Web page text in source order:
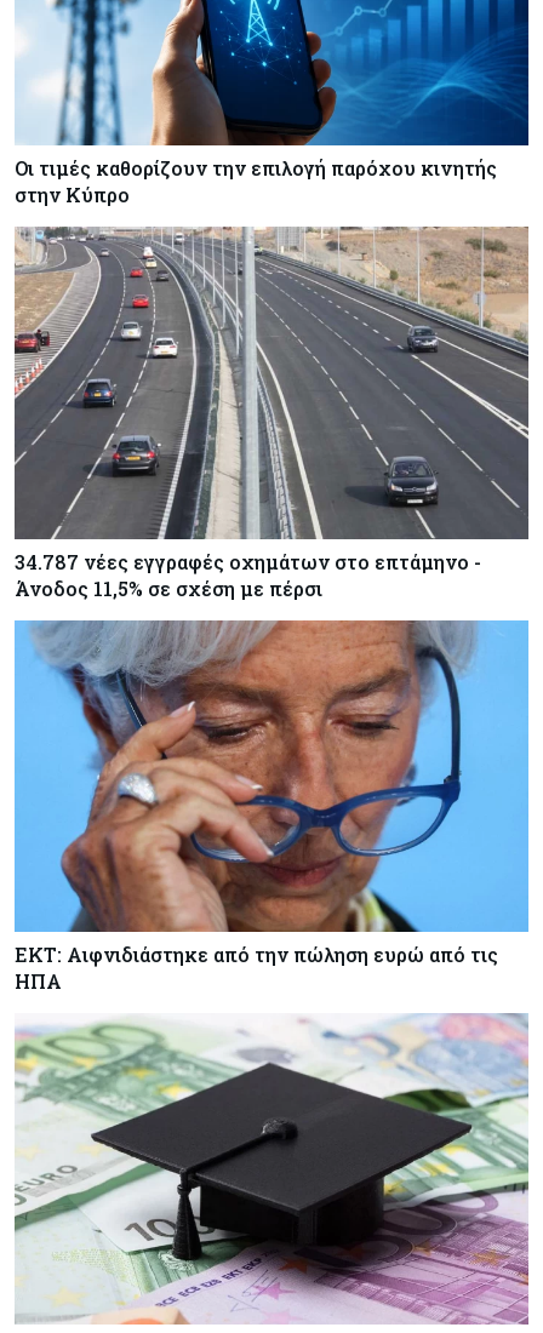
Οι τιμές καθορίζουν την επιλογή παρόχου κινητής
στην Κύπρο
34.787 νέες εγγραφές οχημάτων στο επτάμηνο -
Άνοδος 11,5% σε σχέση με πέρσι
ΕΚΤ: Αιφνιδιάστηκε από την πώληση ευρώ από τις
ΗΠΑ